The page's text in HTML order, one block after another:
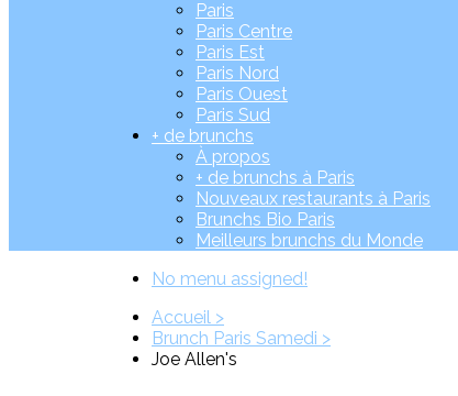
Paris
Paris Centre
Paris Est
Paris Nord
Paris Ouest
Paris Sud
+ de brunchs
À propos
+ de brunchs à Paris
Nouveaux restaurants à Paris
Brunchs Bio Paris
Meilleurs brunchs du Monde
No menu assigned!
Accueil >
Brunch Paris Samedi >
Joe Allen's